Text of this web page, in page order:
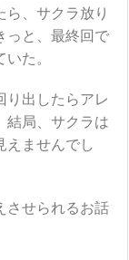
、サクラ放り
っと、最終回で
た。
り出したらアレ
結局、サクラは
えませんでし
させられるお話